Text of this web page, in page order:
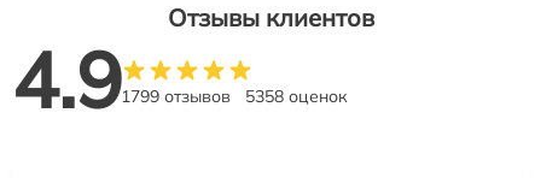
Отзывы клиентов
4.91799 отзывов 5358 оценок